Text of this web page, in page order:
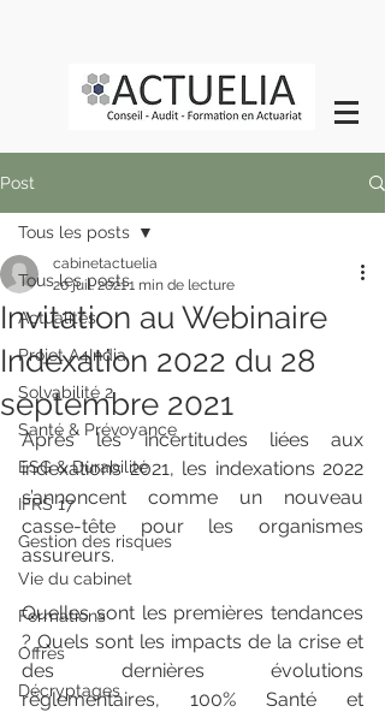
Post
Tous les posts
Actualités
Projet A4India
Solvabilité 2
Santé & Prévoyance
ESG & Durabilité
IFRS 17
Gestion des risques
Vie du cabinet
Formations
Offres
Décryptages
Tous les posts
Invitation au Webinaire
Indexation 2022 du 28
septembre 2021
cabinetactuelia
20 juil. 20211 min de lecture
Après les incertitudes liées aux
indexations 2021, les indexations 2022
s’annoncent comme un nouveau
casse-tête pour les organismes
assureurs.
Quelles sont les premières tendances
? Quels sont les impacts de la crise et
des dernières évolutions
réglementaires, 100% Santé et